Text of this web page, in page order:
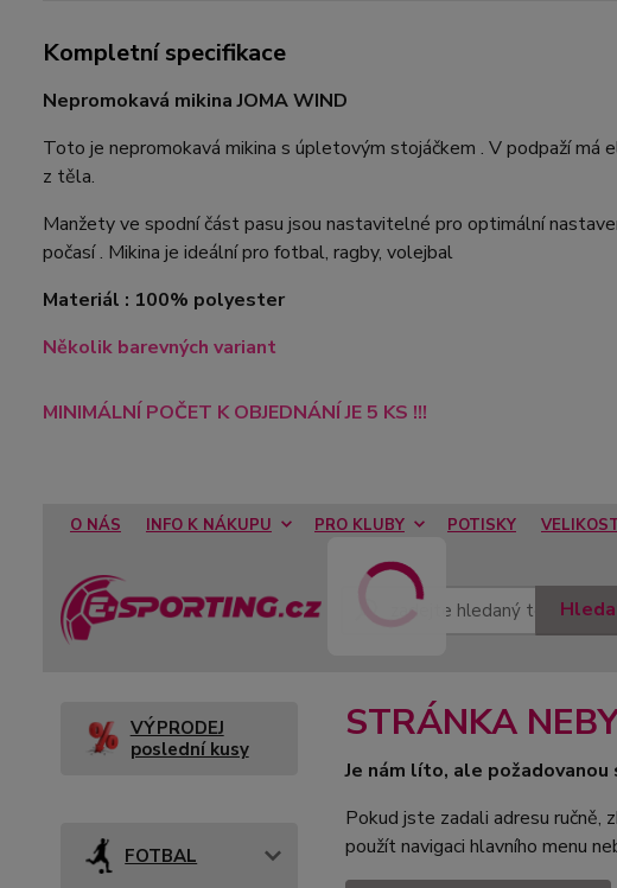
Kompletní specifikace
Nepromokavá mikina JOMA WIND
Toto je nepromokavá mikina s úpletovým stojáčkem . V podpaží
z těla.
Manžety ve spodní část pasu jsou nastavitelné pro optimální
počasí . Mikina je ideální pro fotbal, ragby, volejbal
Materiál : 100% polyester
Několik barevných variant
MINIMÁLNÍ POČET K OBJEDNÁNÍ JE 5 KS !!!
O NÁS INFO K NÁKUPU PRO KLUBY POTISKY
VÝPRODEJ
poslední kusy
FOTBAL
STRÁNKA
Je nám líto, ale
Pokud jste zadali adresu ručně,
použít navigaci hlavního menu